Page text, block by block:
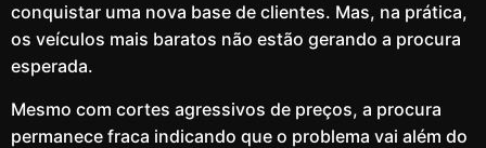
conquistar uma nova base de clientes. Mas, na prática,
os veículos mais baratos não estão gerando a procura
esperada.
Mesmo com cortes agressivos de preços, a procura
permanece fraca indicando que o problema vai além do